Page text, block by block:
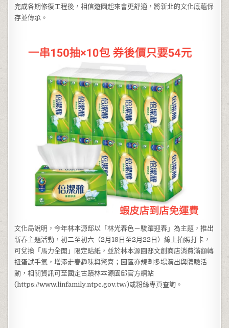
完成各期修復工程後，相信遊園起來會更舒適，將新北的文化底蘊保
存並傳承。
文化局說明，今年林本源邸以「林光春色－駿躍迎春」為主題，推出
新春主題活動，初二至初六（2月18日至2月22日）線上拍照打卡，
可兌換「馬力全開」限定貼紙，並於林本源園邸文創商店消費滿額轉
扭蛋試手氣，增添走春趣味與驚喜；園區亦規劃多場演出與體驗活
動，相關資訊可至國定古蹟林本源園邸官方網站
(https://www.linfamily.ntpc.gov.tw/)或粉絲專頁查詢。